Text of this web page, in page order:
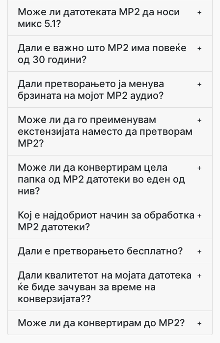
Може ли датотеката MP2 да носи
микс 5.1?
+
Дали е важно што MP2 има повеќе
од 30 години?
+
Дали претворањето ја менува
брзината на мојот MP2 аудио?
+
Може ли да го преименувам
екстензијата наместо да претворам
MP2?
+
Може ли да конвертирам цела
папка од MP2 датотеки во еден од
нив?
+
Кој е најдобриот начин за обработка
MP2 датотеки?
+
Дали е претворањето бесплатно? +
Дали квалитетот на мојата датотека
ќе биде зачуван за време на
конверзијата??
+
Може ли да конвертирам до MP2? +